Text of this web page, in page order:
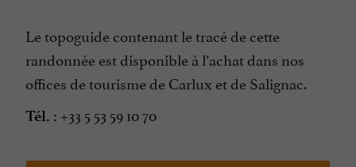
Le topoguide contenant le tracé de cette
randonnée est disponible à l’achat dans nos
offices de tourisme de Carlux et de Salignac.
Tél. : +33 5 53 59 10 70